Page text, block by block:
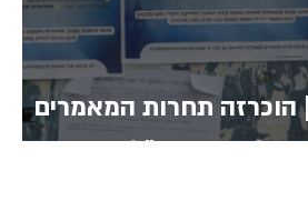
הוכרזה תחרות המאמרים
של מרן זצוק"ל